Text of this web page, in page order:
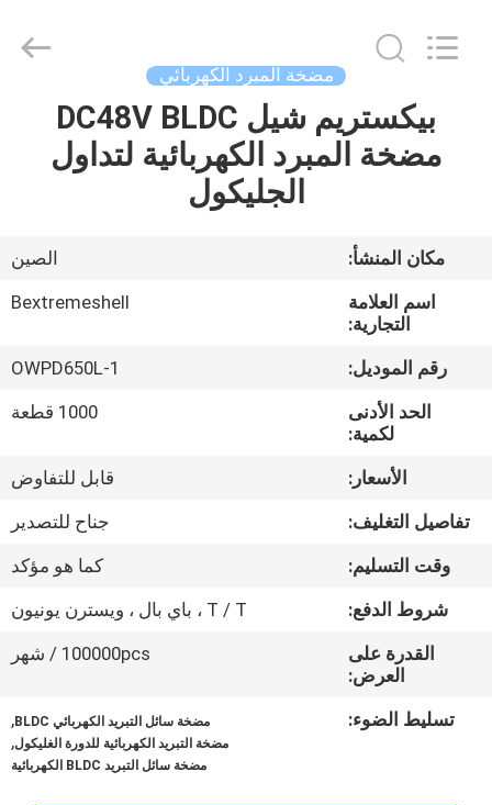
منزل
أشرطة
فيديو
حول
في
المعمل
ضبط
الجودة
اتصل
Technology
مضخة المبرد الكهربائي
بيكستريم شيل DC48V BLDC
مضخة المبرد الكهربائية لتداول
الجليكول
مكان المنشأ:
الصين
اسم العلامة
التجارية:
Bextremeshell
رقم الموديل:
OWPD650L-1
الحد الأدنى
لكمية:
1000 قطعة
الأسعار:
قابل للتفاوض
تفاصيل التغليف:
جناح للتصدير
وقت التسليم:
كما هو مؤكد
شروط الدفع:
T / T ، باي بال ، ويسترن يونيون
القدرة على
العرض:
100000pcs / شهر
تسليط الضوء: مضخة سائل التبريد الكهربائي BLDC ,
مضخة التبريد الكهربائية للدورة الغليكول,
مضخة سائل التبريد BLDC الكهربائية